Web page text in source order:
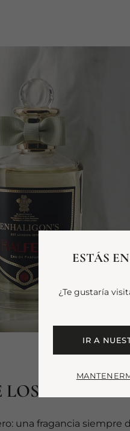
PUNTOS
una fragancia siempre
ESTÁS
¿Te gustaría
IR A